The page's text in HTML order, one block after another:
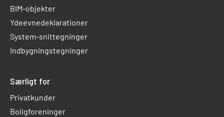
BIM-objekter
Ydeevnedeklarationer
System-snittegninger
Indbygningstegninger
Særligt for
Privatkunder
Boligforeninger